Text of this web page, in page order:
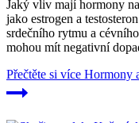
Jaký vliv mají hormony
jako estrogen a
srdečního rytmu a
mohou mít negativní
Přečtěte si více Hormony